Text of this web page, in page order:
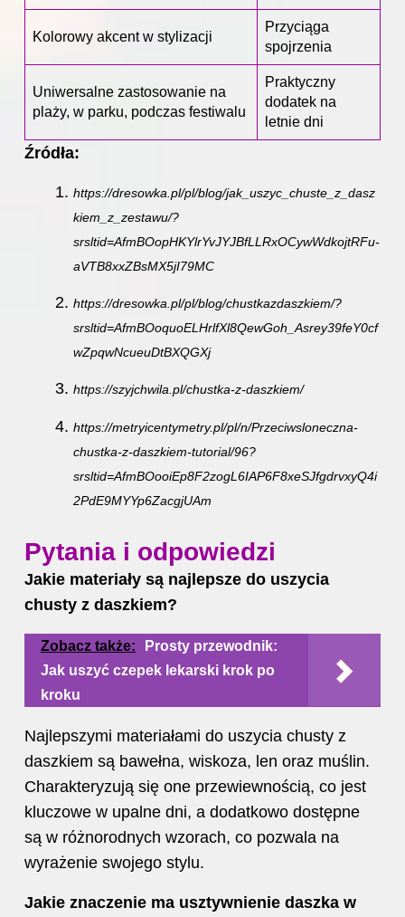
Kolorowy akcent w stylizacji
Przyciąga
spojrzenia
Uniwersalne zastosowanie na
plaży, w parku, podczas festiwalu
Praktyczny
dodatek na
letnie dni
Źródła:
https://dresowka.pl/pl/blog/jak_uszyc_chuste_z_dasz
kiem_z_zestawu/?
srsltid=AfmBOopHKYlrYvJYJBfLLRxOCywWdkojtRFu-
aVTB8xxZBsMX5jI79MC
https://dresowka.pl/pl/blog/chustkazdaszkiem/?
srsltid=AfmBOoquoELHrlfXl8QewGoh_Asrey39feY0cf
wZpqwNcueuDtBXQGXj
https://szyjchwila.pl/chustka-z-daszkiem/
https://metryicentymetry.pl/pl/n/Przeciwsloneczna-
chustka-z-daszkiem-tutorial/96?
srsltid=AfmBOooiEp8F2zogL6IAP6F8xeSJfgdrvxyQ4i
2PdE9MYYp6ZacgjUAm
Pytania i odpowiedzi
Jakie materiały są najlepsze do uszycia
chusty z daszkiem?
Zobacz także:
Prosty przewodnik:
Jak uszyć czepek lekarski krok po
kroku
Najlepszymi materiałami do uszycia chusty z
daszkiem są bawełna, wiskoza, len oraz muślin.
Charakteryzują się one przewiewnością, co jest
kluczowe w upalne dni, a dodatkowo dostępne
są w różnorodnych wzorach, co pozwala na
wyrażenie swojego stylu.
Jakie znaczenie ma usztywnienie daszka w